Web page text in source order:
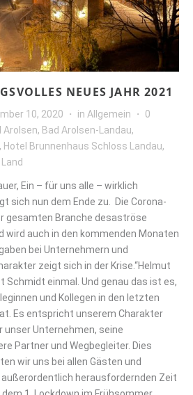
NEUES JAHR 2021
10, 2020 in Allgemein
0
Arolsen, Bad Arolsen-Landau,
, Hotel Brunnenhaus Schloss Landau,
Ein – für uns alle – wirklich
sich nun dem Ende zu. Die Corona-
gesamten Branche desaströse
wird auch in den kommenden Monaten
bei Unternehmern und
zeigt sich in der Krise.“Helmut
Schmidt einmal. Und genau das ist es,
und Kollegen in den letzten
Es entspricht unserem Charakter
Unternehmen, seine
Partner und Wegbegleiter. Dies
wir uns bei allen Gästen und
herausfordernden Zeit